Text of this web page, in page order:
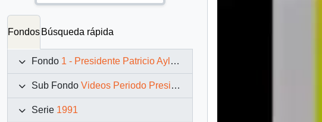
Fondos Búsqueda rápida
Fondo 1 - Presidente Patricio Aylwin Azócar (1990-1994)
Sub Fondo Videos Periodo Presidencial: 1990 – 1994
Serie 1991